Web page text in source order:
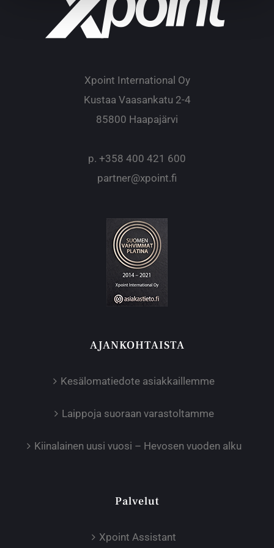
Xpoint International Oy
Kustaa Vaasankatu 2-4
85800 Haapajärvi
p. +358 400 421 600
partner@xpoint.fi
AJANKOHTAISTA
Kesälomatiedote asiakkaillemme
Laippoja suoraan varastoltamme
Kiinalainen uusi vuosi – Hevosen vuoden alku
Palvelut
Xpoint Assistant